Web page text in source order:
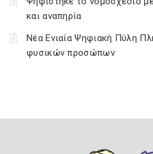
και αναπηρία
Νέα Ενιαία Ψηφιακή Πύλη
φυσικών προσώπων